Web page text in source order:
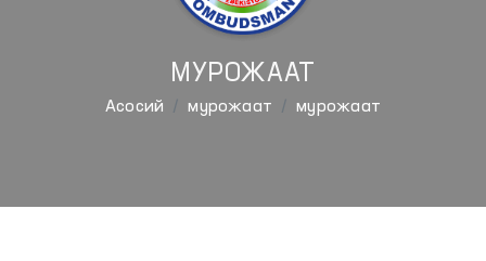
МУРОЖААТ
Aсосий мурожаат мурожаат